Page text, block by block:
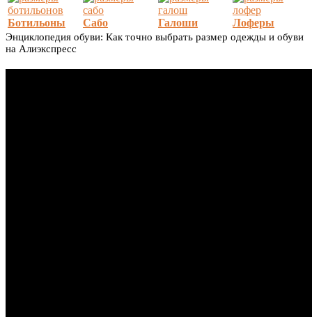
Ботильоны Сабо Галоши Лоферы
Энциклопедия обуви: Как точно выбрать размер одежды и обуви
на Алиэкспресс